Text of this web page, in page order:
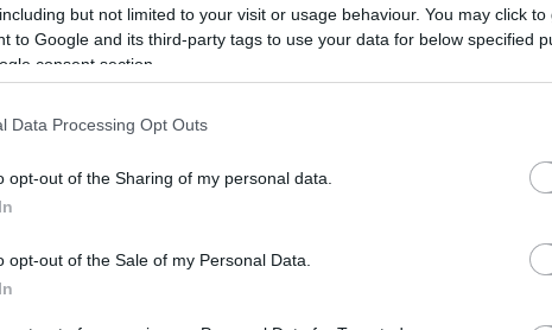
but not limited to your visit or usage behaviour. You may click to
to Google and its third-party tags to use your data for below specified
consent section.
Data Processing Opt Outs
opt-out of the Sharing of my personal data.
opt-out of the Sale of my Personal Data.
mellett megjelentek a konzerv és
sok helyen kész keverékek váltották fel, de
készült cobbler ma is a legjobb